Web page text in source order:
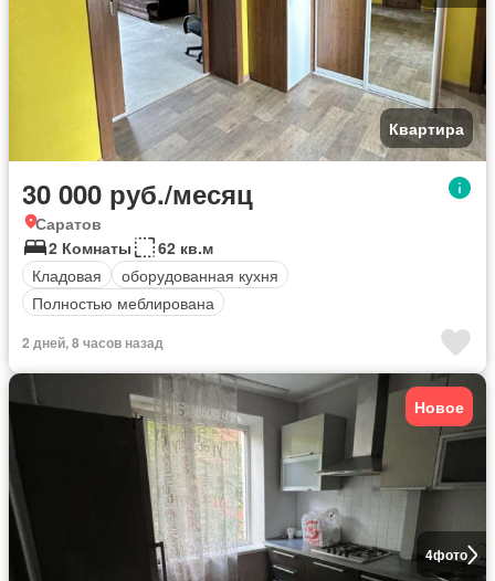
Квартира
30 000 руб./месяц
Саратов
2 Комнаты
62 кв.м
Кладовая
оборудованная кухня
Полностью меблирована
2 дней, 8 часов назад
4фото
Новое